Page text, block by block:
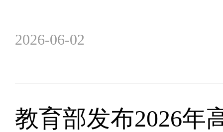
2026-06-02
教育部发布2026年